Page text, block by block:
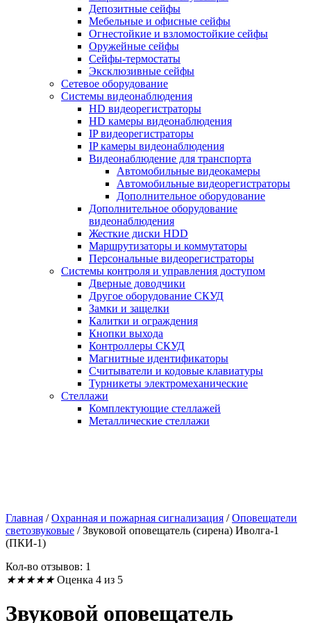
Депозитные сейфы
Мебельные и офисные сейфы
Огнестойкие и взломостойкие сейфы
Оружейные сейфы
Сейфы-термостаты
Эксклюзивные сейфы
Сетевое оборудование
Системы видеонаблюдения
HD видеорегистраторы
HD камеры видеонаблюдения
IP видеорегистраторы
IP камеры видеонаблюдения
Видеонаблюдение для транспорта
Автомобильные видеокамеры
Автомобильные видеорегистраторы
Дополнительное оборудование
Дополнительное оборудование
видеонаблюдения
Жесткие диски HDD
Маршрутизаторы и коммутаторы
Персональные видеорегистраторы
Системы контроля и управления доступом
Дверные доводчики
Другое оборудование СКУД
Замки и защелки
Калитки и ограждения
Кнопки выхода
Контроллеры СКУД
Магнитные идентификаторы
Считыватели и кодовые клавиатуры
Турникеты электромеханические
Стеллажи
Комплектующие стеллажей
Металлические стеллажи
Главная /Охранная и пожарная сигнализация /Оповещатели
светозвуковые /Звуковой оповещатель (сирена) Иволга-1
(ПКИ-1)
Кол-во отзывов: 1
★★★★★ Оценка 4 из 5
Звуковой оповещатель